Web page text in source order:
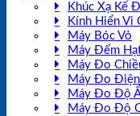
Khúc Xạ Kế
Kính Hiển Vi
Máy Bóc Vỏ
Máy Đếm
Máy Đo
Máy Đo Điện
Máy Đo Độ
Máy Đo Độ